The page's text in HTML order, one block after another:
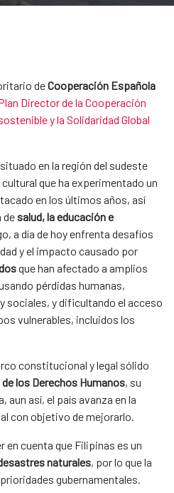
deCooperación Española
Director de la Cooperación
y la Solidaridad Global
en la región del sudeste
que ha experimentado un
en los últimos años, así
desalud, la educación e
a día de hoy enfrenta desafíos
y el impacto causado por
que han afectado a amplios
pérdidas humanas,
sociales, y dificultando el acceso
vulnerables, incluidos los
constitucional y legal sólido
los Derechos Humanos, su
así, el país avanza en la
con objetivo de mejorarlo.
en cuenta que Filipinas es un
naturales, por lo que la
gubernamentales.